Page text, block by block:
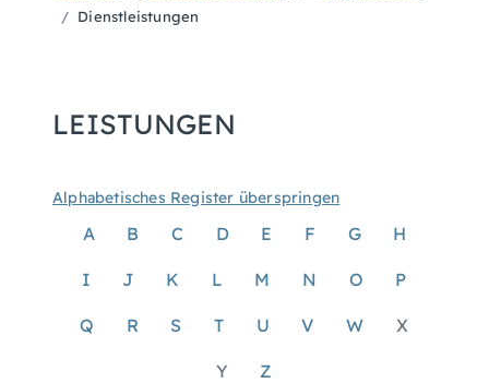
Dienstleistungen
LEISTUNGEN
Alphabetisches Register überspringen
A B C D E F G H
I J K L M N O P
Q R S T U V W X
Y Z